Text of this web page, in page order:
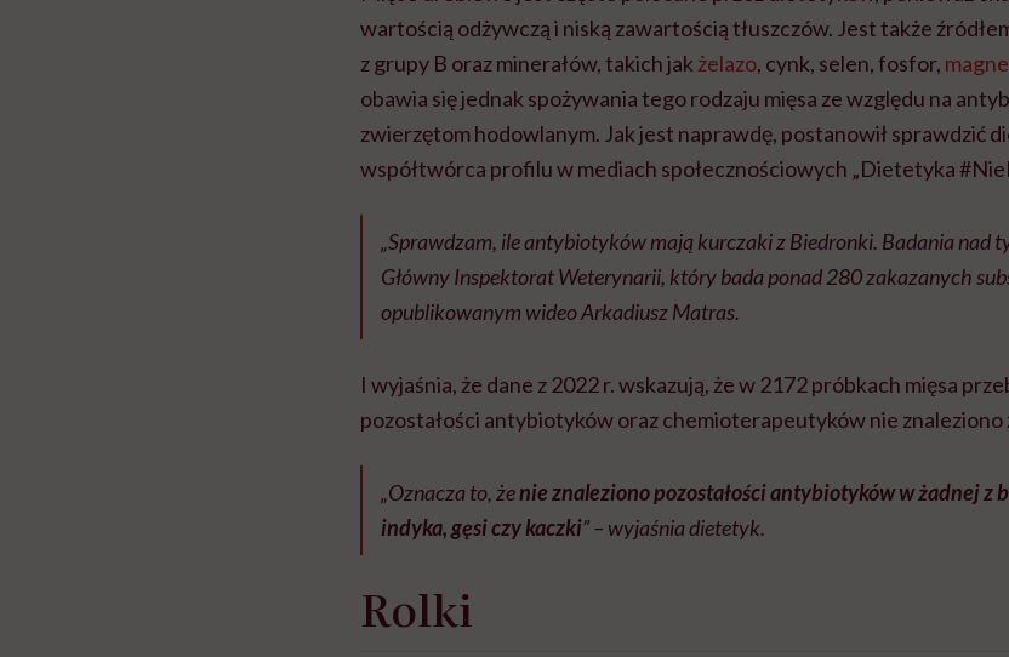
wartością odżywczą i niską zawartością tłuszczów. Jest także
z grupy B oraz minerałów, takich jak żelazo, cynk, selen, fosfor,
obawia się jednak spożywania tego rodzaju mięsa ze względu na
zwierzętom hodowlanym. Jak jest naprawdę, postanowił sprawdzić
współtwórca profilu w mediach społecznościowych „Dietetyka
„Sprawdzam, ile antybiotyków mają kurczaki z Biedronki. Badania nad
Główny Inspektorat Weterynarii, który bada ponad 280 zakazanych
opublikowanym wideo Arkadiusz Matras.
I wyjaśnia, że dane z 2022 r. wskazują, że w 2172 próbkach mięsa
pozostałości antybiotyków oraz chemioterapeutyków nie
„Oznacza to, żenie znaleziono pozostałości antybiotyków w żadnej z
indyka, gęsi czy kaczki” – wyjaśnia dietetyk.
Rolki